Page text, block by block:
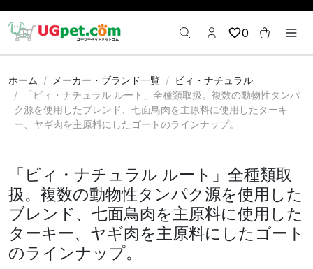
0
ホーム メーカー・ブランド一覧
ビィ・ナチュラル
「ビィ・ナチュラル ルート」全種類取扱。複数の動物性タンパ
ク源を使用したブレンド、七面鳥肉を主原料に使用したターキ
ー、ヤギ肉を主原料にしたゴートのラインナップ。
「ビィ・ナチュラル ルート」全種類取
扱。複数の動物性タンパク源を使用した
ブレンド、七面鳥肉を主原料に使用した
ターキー、ヤギ肉を主原料にしたゴート
のラインナップ。